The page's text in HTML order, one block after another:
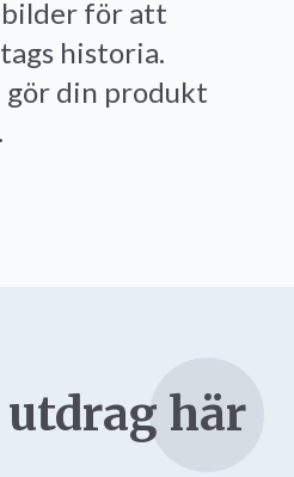
för att
historia.
gör din produkt
här